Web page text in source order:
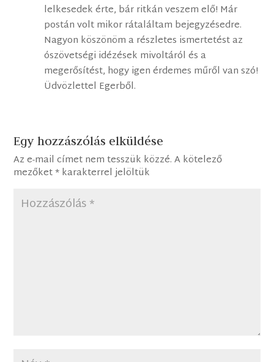
lelkesedek érte, bár ritkán veszem elő! Már
postán volt mikor rátaláltam bejegyzésedre.
Nagyon köszönöm a részletes ismertetést az
ószövetségi idézések mivoltáról és a
megerősítést, hogy igen érdemes műről van szó!
Üdvözlettel Egerből.
Egy hozzászólás elküldése
Az e-mail címet nem tesszük közzé. A kötelező
mezőket*karakterrel jelöltük